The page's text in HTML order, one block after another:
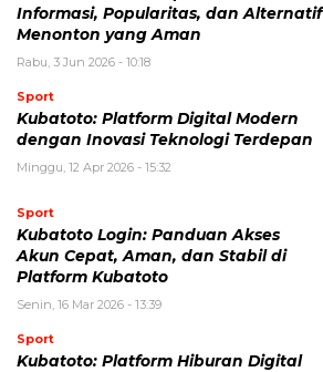
Informasi, Popularitas, dan Alternatif
Menonton yang Aman
Rabu, 3 Jun 2026 - 10:18
Sport
Kubatoto: Platform Digital Modern
dengan Inovasi Teknologi Terdepan
Minggu, 12 Apr 2026 - 15:32
Sport
Kubatoto Login: Panduan Akses
Akun Cepat, Aman, dan Stabil di
Platform Kubatoto
Senin, 16 Mar 2026 - 13:39
Sport
Kubatoto: Platform Hiburan Digital